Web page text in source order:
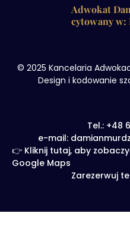
Adwokat
cytowany w:
© 2025 Kancelaria
Design i kodowanie
Tel.: +48
e-mail:
👉 Kliknij tutaj, aby
Google Maps
Zarezerwuj